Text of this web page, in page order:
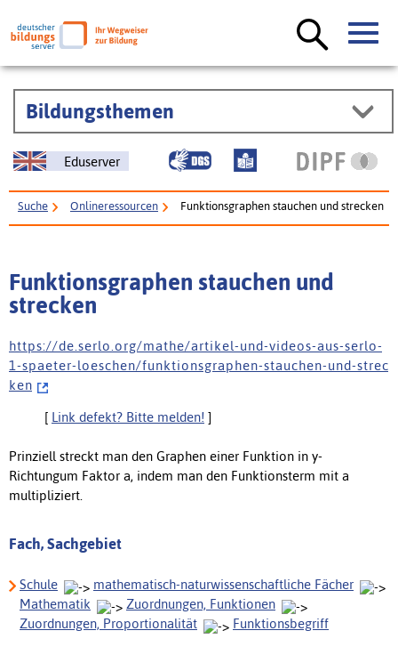
Bildungsthemen
Eduserver
Suche Onlineressourcen Funktionsgraphen stauchen und strecken
Funktionsgraphen stauchen und
strecken
h t t p s : / / d e . s e r l o . o r g / m a t h e / a r t i k e l - u n d - v i d e o s - a u s - s e r l o -
1 - s p a e t e r - l o e s c h e n / f u n k t i o n s g r a p h e n - s t a u c h e n - u n d - s t r e c
k e n
[ Link defekt? Bitte melden! ]
Prinziell streckt man den Graphen einer Funktion in y-
Richtungum Faktor a, indem man den Funktionsterm mit a
multipliziert.
Fach, Sachgebiet
Schule
mathematisch-naturwissenschaftliche Fächer
Mathematik
Zuordnungen, Funktionen
Zuordnungen, Proportionalität
Funktionsbegriff